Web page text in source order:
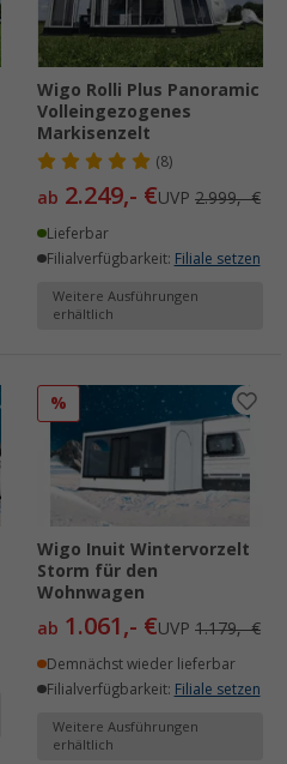
Wigo Rolli Plus Panoramic
Volleingezogenes
Markisenzelt
(8)
ab 2.249,- €UVP 2.999,- €
Lieferbar
Filialverfügbarkeit: Filiale setzen
Weitere Ausführungen
erhältlich
%
Wigo Inuit Wintervorzelt
Storm für den
Wohnwagen
ab 1.061,- €UVP 1.179,- €
Demnächst wieder lieferbar
Filialverfügbarkeit: Filiale setzen
Weitere Ausführungen
erhältlich